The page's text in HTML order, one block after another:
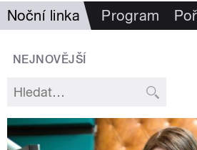
Noční linka Program
NEJNOVĚJŠÍ